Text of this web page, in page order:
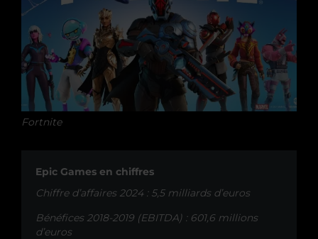
Fortnite
Epic Games en chiffres
Chiffre d’affaires 2024 : 5,5 milliards d’euros
Bénéfices 2018-2019 (EBITDA) : 601,6 millions
d’euros